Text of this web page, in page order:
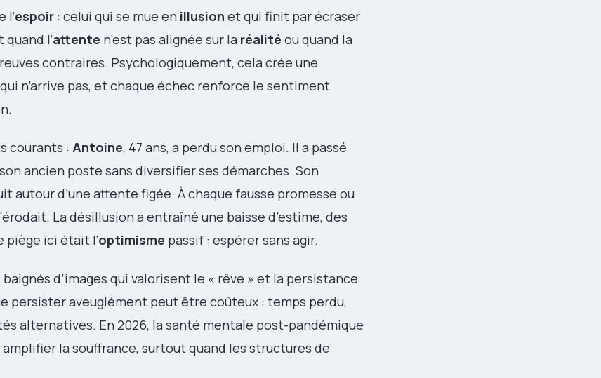
l’espoir : celui qui se mue en illusion et qui finit par écraser
l’attente n’est pas alignée sur la réalité ou quand la
contraires. Psychologiquement, cela crée une
n’arrive pas, et chaque échec renforce le sentiment
courants : Antoine, 47 ans, a perdu son emploi. Il a passé
ancien poste sans diversifier ses démarches. Son
autour d’une attente figée. À chaque fausse promesse ou
La désillusion a entraîné une baisse d’estime, des
ici était l’optimisme passif : espérer sans agir.
d’images qui valorisent le « rêve » et la persistance
persister aveuglément peut être coûteux : temps perdu,
alternatives. En 2026, la santé mentale post-pandémique
la souffrance, surtout quand les structures de